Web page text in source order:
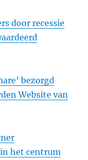
door recessie
bezorgd
Website van
het centrum